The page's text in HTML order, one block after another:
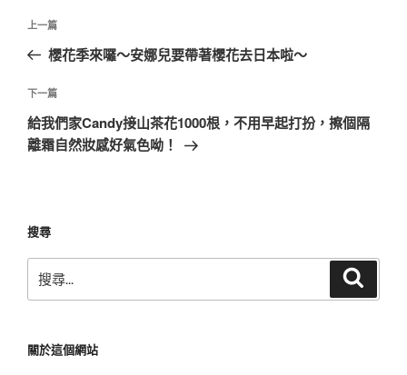
文
導
覽
上
一
文
章
上一篇
櫻花季來囉～安娜兒要帶著櫻花去日本啦～
下
一
篇
下一篇
給我們家Candy接山茶花1000根，不用早起打扮，擦個隔
離霜自然妝感好氣色呦！
搜尋
尋
字:
關於這個網站